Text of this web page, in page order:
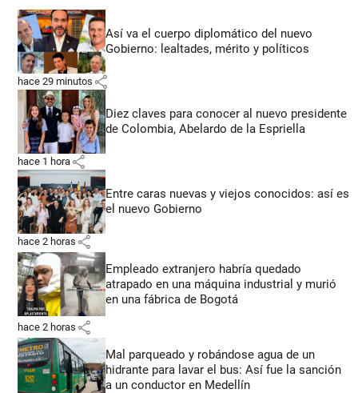
Así va el cuerpo diplomático del nuevo
Gobierno: lealtades, mérito y políticos
hace 29 minutos share
Diez claves para conocer al nuevo presidente
de Colombia, Abelardo de la Espriella
hace 1 hora share
Entre caras nuevas y viejos conocidos: así es
el nuevo Gobierno
hace 2 horas share
Empleado extranjero habría quedado
atrapado en una máquina industrial y murió
en una fábrica de Bogotá
hace 2 horas share
Mal parqueado y robándose agua de un
hidrante para lavar el bus: Así fue la sanción
a un conductor en Medellín